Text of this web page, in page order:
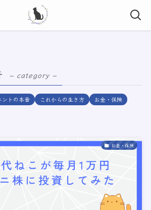
– category –
ントの本音 これからの生き方 お金・保険
お金・保険